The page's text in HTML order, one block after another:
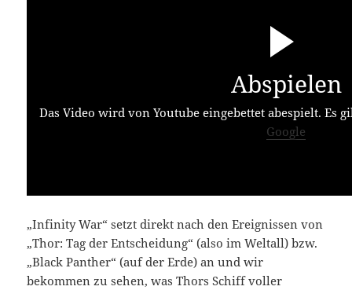
Abspielen
Das Video wird von Youtube eingebettet abespielt. Es
Google
„Infinity War“ setzt direkt nach den Ereignissen von
„Thor: Tag der Entscheidung“ (also im Weltall) bzw.
„Black Panther“ (auf der Erde) an und wir
bekommen zu sehen, was Thors Schiff voller